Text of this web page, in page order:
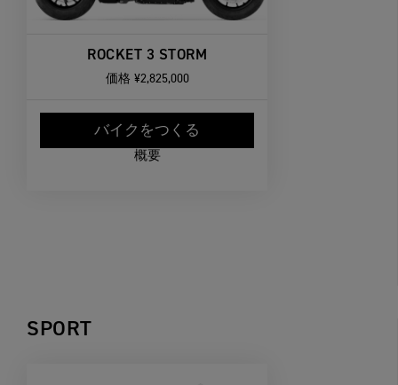
ROCKET 3 STORM
価格 ¥2,825,000
バイクをつくる
概要
SPORT